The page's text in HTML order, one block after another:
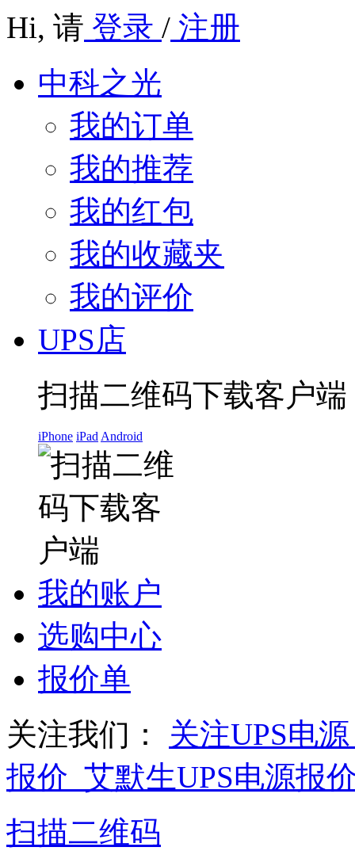
Hi, 请 登录 / 注册
中科之光
我的订单
我的推荐
我的红包
我的收藏夹
我的评价
UPS店
扫描二维码下载客户端
iPhone iPad Android
我的账户
选购中心
报价单
关注我们：
关注UPS电
报价_艾默生UPS电源报
扫描二维码